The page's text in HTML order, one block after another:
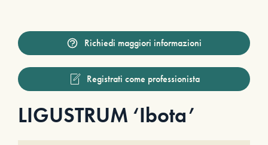
Richiedi maggiori informazioni
Registrati come professionista
LIGUSTRUM ‘Ibota’